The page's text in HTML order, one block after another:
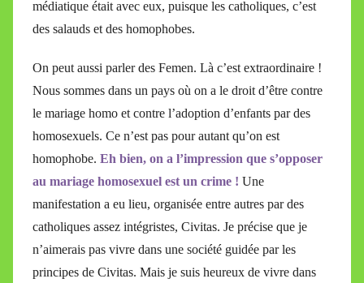
médiatique était avec eux, puisque les catholiques, c’est
des salauds et des homophobes.
On peut aussi parler des Femen. Là c’est extraordinaire !
Nous sommes dans un pays où on a le droit d’être contre
le mariage homo et contre l’adoption d’enfants par des
homosexuels. Ce n’est pas pour autant qu’on est
homophobe. Eh bien, on a l’impression que s’opposer
au mariage homosexuel est un crime ! Une
manifestation a eu lieu, organisée entre autres par des
catholiques assez intégristes, Civitas. Je précise que je
n’aimerais pas vivre dans une société guidée par les
principes de Civitas. Mais je suis heureux de vivre dans